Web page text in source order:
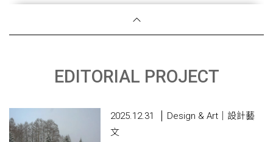
EDITORIAL PROJECT
2025.12.31
Design & Art｜設計藝
文